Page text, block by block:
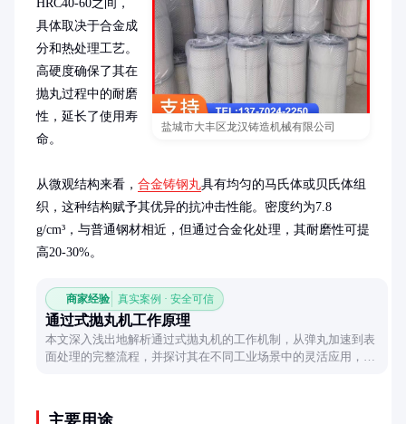
盐城市大丰区龙汉铸造机械有限公司
HRC40-60之间，
具体取决于合金成
分和热处理工艺。
高硬度确保了其在
抛丸过程中的耐磨
性，延长了使用寿
命。
从微观结构来看， 合金铸钢丸具有均匀的马氏体或贝氏体组
织，这种结构赋予其优异的抗冲击性能。密度约为7.8
g/cm³，与普通钢材相近，但通过合金化处理，其耐磨性可提
高20-30%。
商家经验 真实案例 · 安全可信
通过式抛丸机工作原理
本文深入浅出地解析通过式抛丸机的工作机制，从弹丸加速到表
面处理的完整流程，并探讨其在不同工业场景中的灵活应用，帮
主要用途